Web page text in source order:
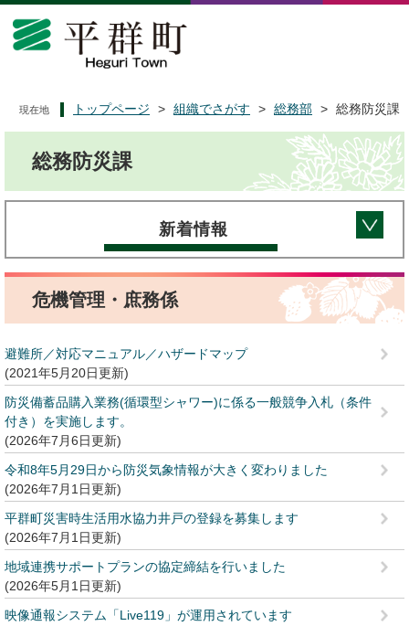
ペ
メ
文
現在地 トップページ > 組織でさがす > 総務部 > 総務防災課
総務防災課
新着情報
危機管理・庶務係
避難所／対応マニュアル／ハザードマップ
2021年5月20日更新
防災備蓄品購入業務(循環型シャワー)に係る一般競争入札（条件
付き）を実施します。
2026年7月6日更新
令和8年5月29日から防災気象情報が大きく変わりました
2026年7月1日更新
平群町災害時生活用水協力井戸の登録を募集します
2026年7月1日更新
地域連携サポートプランの協定締結を行いました
2026年5月1日更新
映像通報システム「Live119」が運用されています